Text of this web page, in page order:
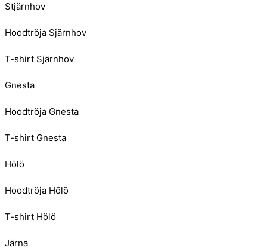
Stjärnhov
Hoodtröja Sjärnhov
T-shirt Sjärnhov
Gnesta
Hoodtröja Gnesta
T-shirt Gnesta
Hölö
Hoodtröja Hölö
T-shirt Hölö
Järna